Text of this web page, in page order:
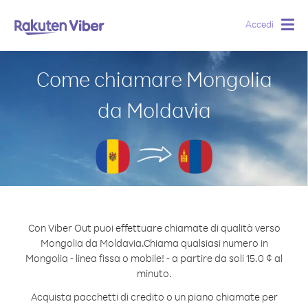
Accedi
Come chiamare Mongolia
da Moldavia
Con Viber Out puoi effettuare chiamate di qualità verso
Mongolia da Moldavia.Chiama qualsiasi numero in
Mongolia - linea fissa o mobile! - a partire da soli 15.0 ¢ al
minuto.
Acquista pacchetti di credito o un piano chiamate per